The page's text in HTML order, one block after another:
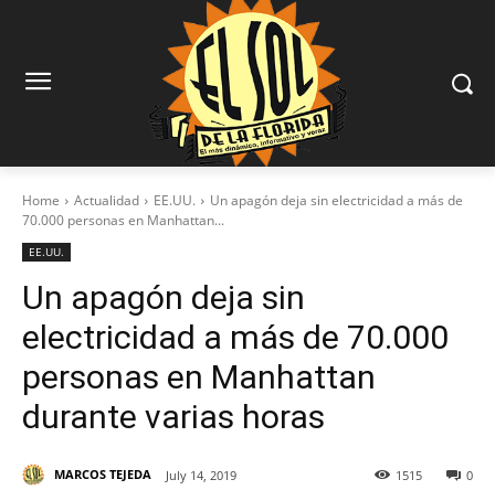
Home Actualidad EE.UU.
Un apagón deja sin electricidad a más de
70.000 personas en Manhattan...
EE.UU.
Un apagón deja sin
electricidad a más de 70.000
personas en Manhattan
durante varias horas
MARCOS TEJEDA July 14, 2019 0
1515